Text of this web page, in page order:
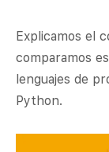
Explicamos el
comparamos
lenguajes de
Python.